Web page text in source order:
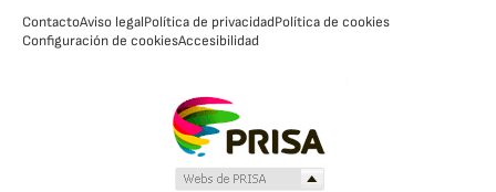
ContactoAviso legalPolítica de privacidadPolítica de cookies
Configuración de cookiesAccesibilidad